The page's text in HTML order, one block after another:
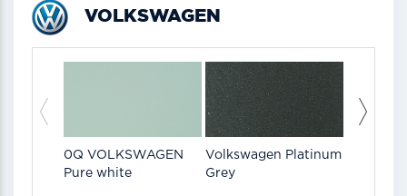
VOLKSWAGEN
0Q VOLKSWAGEN
Pure white
Volkswagen Platinum
Grey